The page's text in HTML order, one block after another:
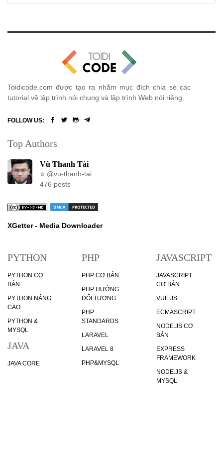
Toidicode.com được tạo ra nhằm mục đích chia sẻ các
tutorial về lập trình nói chung và lập trình Web nói riêng.
FOLLOW US:
Top Authors
Vũ Thanh Tài
@vu-thanh-tai
476 posts
XGetter - Media Downloader
PYTHON
PYTHON CƠ
BẢN
PYTHON NÂNG
CAO
PYTHON &
MYSQL
JAVA
JAVA CORE
PHP
PHP CƠ BẢN
PHP HƯỚNG
ĐỐI TƯỢNG
PHP
STANDARDS
LARAVEL
LARAVEL 8
PHP&MYSQL
JAVASCRIPT
JAVASCRIPT
CƠ BẢN
VUE.JS
ECMASCRIPT
NODE.JS CƠ
BẢN
EXPRESS
FRAMEWORK
NODE.JS &
MYSQL